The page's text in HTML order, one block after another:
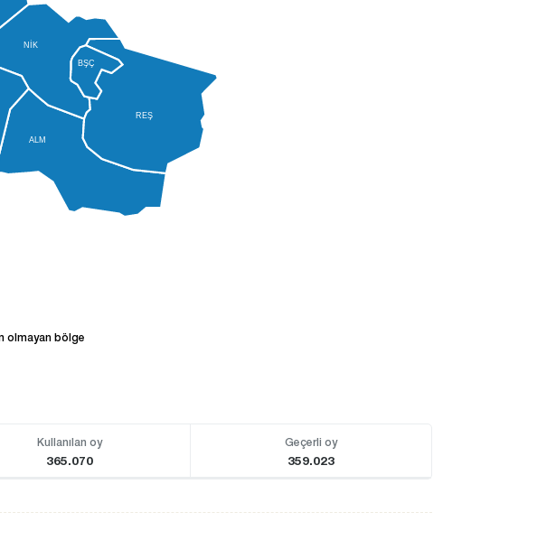
ALM
NİK
REŞ
BŞÇ
olmayan bölge
Kullanılan oy
365.070
Geçerli oy
359.023